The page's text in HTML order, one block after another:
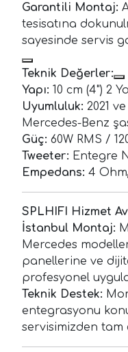
Garantili Montaj:
tesisatına
sayesinde servis
Teknik Değerler:
Yapı: 10 cm (4") 2
Uyumluluk: 2021
Mercedes-Benz
Güç: 60W RMS /
Tweeter: Entegre
Empedans: 4 Ohm
SPLHIFI Hizmet
İstanbul Montaj:
Mercedes
panellerine ve
profesyonel
Teknik Destek:
entegrasyonu
servisimizden